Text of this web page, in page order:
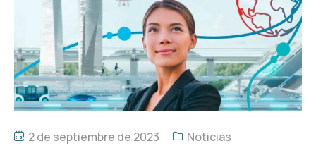
2 de septiembre de 2023 Noticias